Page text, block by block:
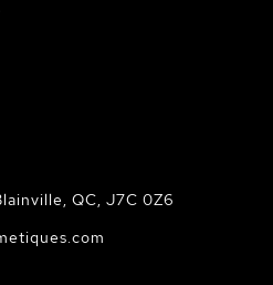
QC, J7C 0Z6